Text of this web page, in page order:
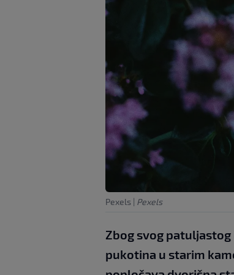
Pexels Pexels
Zbog svog
pukotina u starim